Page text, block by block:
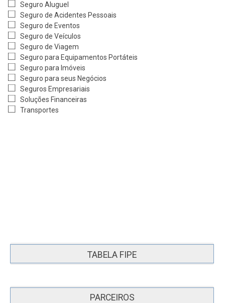
Seguro Aluguel
Seguro de Acidentes Pessoais
Seguro de Eventos
Seguro de Veículos
Seguro de Viagem
Seguro para Equipamentos Portáteis
Seguro para Imóveis
Seguro para seus Negócios
Seguros Empresariais
Soluções Financeiras
Transportes
TABELA FIPE
PARCEIROS